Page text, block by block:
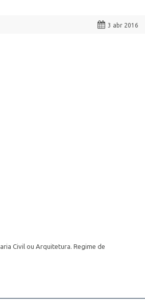
3 abr 2016
Civil ou Arquitetura. Regime de